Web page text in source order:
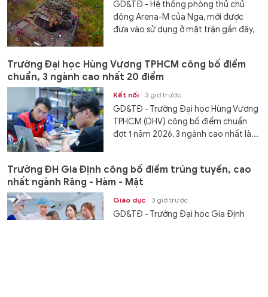
GD&TĐ - Hệ thống phòng thủ chủ
động Arena-M của Nga, mới được
đưa vào sử dụng ở mặt trận gần đây,
Trường Đại học Hùng Vương TPHCM công bố điểm
chuẩn, 3 ngành cao nhất 20 điểm
Kết nối 3 giờ trước
GD&TĐ - Trường Đại học Hùng Vương
TPHCM (DHV) công bố điểm chuẩn
đợt 1 năm 2026, 3 ngành cao nhất là...
Trường ĐH Gia Định công bố điểm trúng tuyển, cao
nhất ngành Răng - Hàm - Mặt
Giáo dục 3 giờ trước
GD&TĐ - Trường Đại học Gia Định